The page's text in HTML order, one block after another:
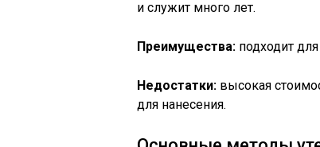
и служит много лет.
Преимущества: подходит
Недостатки: высокая
для нанесения.